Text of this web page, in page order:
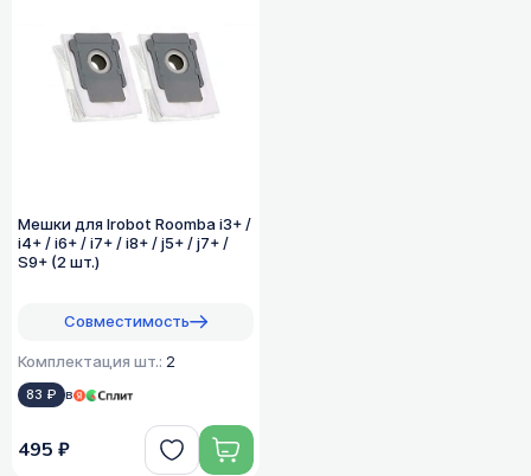
Мешки для Irobot Roomba i3+ /
i4+ / i6+ / i7+ / i8+ / j5+ / j7+ /
S9+ (2 шт.)
Совместимость
Комплектация шт.: 2
83 ₽ в
495 ₽